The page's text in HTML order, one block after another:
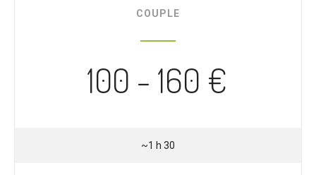
COUPLE
100 - 160 €
~1 h 30